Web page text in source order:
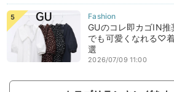
GUのコレ即カゴIN
でも可愛くなれる♡
選
2026/07/09 11:00